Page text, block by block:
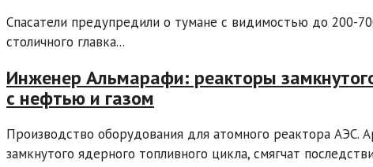
Спасатели предупредили о тумане с видимостью до 200-
столичного главка...
Инженер Альмарафи: реакторы
с нефтью и газом
Производство оборудования для атомного реактора АЭС.
замкнутого ядерного топливного цикла, смягчат